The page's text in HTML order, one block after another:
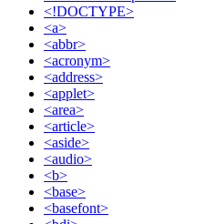
<!DOCTYPE>
<a>
<abbr>
<acronym>
<address>
<applet>
<area>
<article>
<aside>
<audio>
<b>
<base>
<basefont>